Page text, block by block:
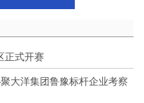
正式开赛
大洋集团鲁豫标杆企业考察